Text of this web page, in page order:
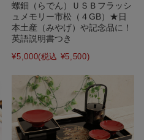
螺鈿（らでん）ＵＳＢフラッシ
ュメモリー市松（４GB）★日
本土産（みやげ）や記念品に！
英語説明書つき
¥5,000(税込 ¥5,500)